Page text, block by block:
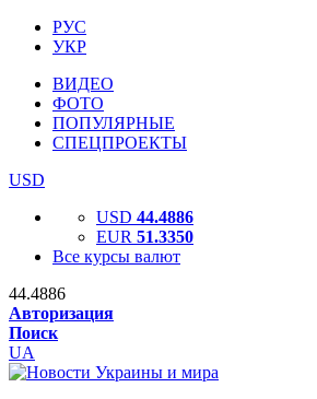
РУС
УКР
ВИДЕО
ФОТО
ПОПУЛЯРНЫЕ
СПЕЦПРОЕКТЫ
USD
USD 44.4886
EUR 51.3350
Все курсы валют
44.4886
Авторизация
Поиск
UA